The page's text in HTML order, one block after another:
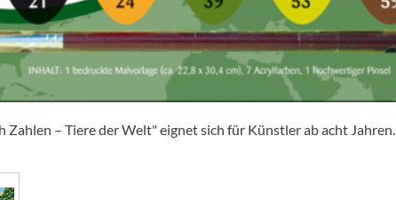
Zahlen – Tiere der Welt" eignet sich für Künstler ab acht Jahren.